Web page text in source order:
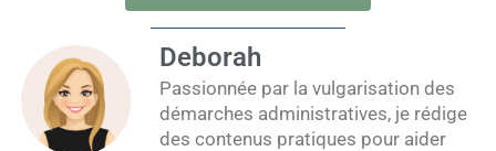
Deborah
Passionnée par la vulgarisation des
démarches administratives, je rédige
des contenus pratiques pour aider